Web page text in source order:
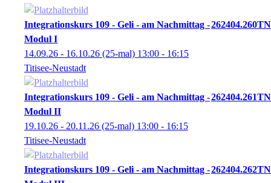
Integrationskurs 109 - Geli - am Nachmittag -
Modul I
262404.260TN
14.09.26 - 16.10.26 (25-mal) 13:00 - 16:15
Titisee-Neustadt
Integrationskurs 109 - Geli - am Nachmittag -
Modul II
262404.261TN
19.10.26 - 20.11.26 (25-mal) 13:00 - 16:15
Titisee-Neustadt
Integrationskurs 109 - Geli - am Nachmittag -262404.262TN